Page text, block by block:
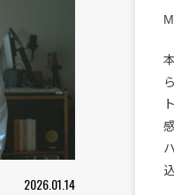
2026.01.14